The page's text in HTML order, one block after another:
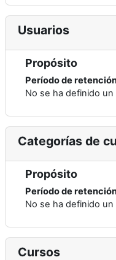
Usuarios
Propósito
Período de
No se ha definido
Categorías de
Propósito
Período de
No se ha definido
Cursos